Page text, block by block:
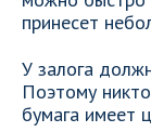
принесет
У залога
Поэтому
бумага имеет